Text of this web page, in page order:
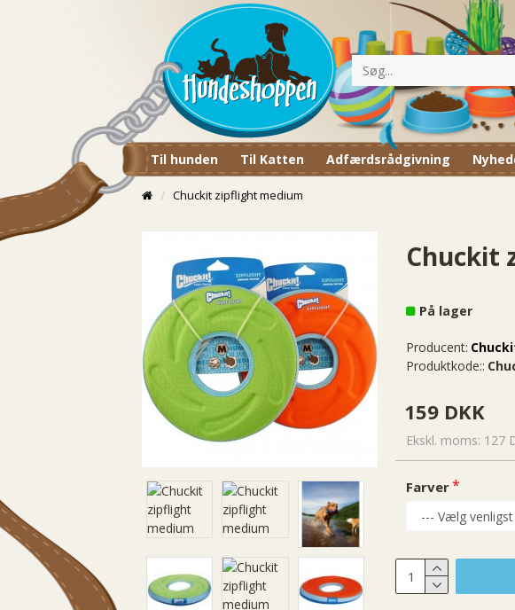
Til hunden Til Katten Adfærdsrådgivning
Chuckit zipflight medium
Chuckit
159 DKK
Ekskl. moms: 127
På lager
Producent:
Produktkode::
Farver